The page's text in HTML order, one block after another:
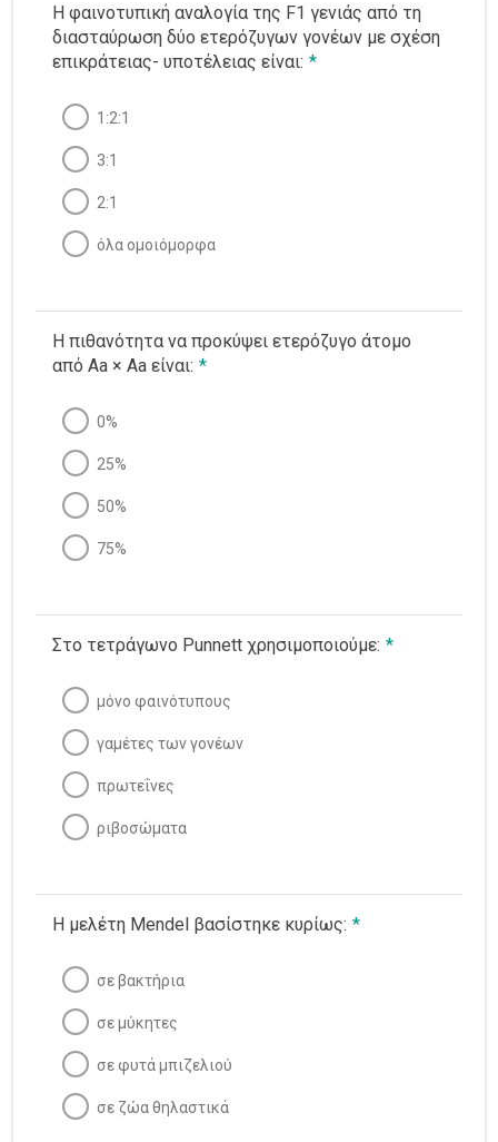
Η φαινοτυπική αναλογία της F1 γενιάς από τη
διασταύρωση δύο ετερόζυγων γονέων με σχέση
επικράτειας- υποτέλειας είναι: *
1:2:1
3:1
2:1
όλα ομοιόμορφα
Η πιθανότητα να προκύψει ετερόζυγο άτομο
από Aa × Aa είναι: *
0%
25%
50%
75%
Στο τετράγωνο Punnett χρησιμοποιούμε: *
μόνο φαινότυπους
γαμέτες των γονέων
πρωτεΐνες
ριβοσώματα
Η μελέτη Mendel βασίστηκε κυρίως: *
σε βακτήρια
σε μύκητες
σε φυτά μπιζελιού
σε ζώα θηλαστικά